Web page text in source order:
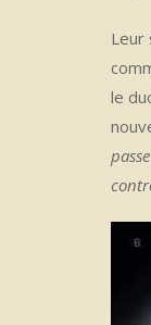
Leur
le